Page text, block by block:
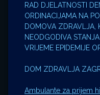
RAD DJELATNOSTI
ORDINACIJAMA NA
DOMOVA ZDRAVLJA,
NEODGODIVA
VRIJEME EPIDEMIJE
DOM ZDRAVLJA
Ambulante za prijem